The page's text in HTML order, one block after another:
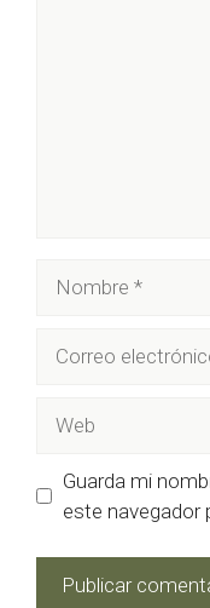
electrónico
Guarda mi
este navegador